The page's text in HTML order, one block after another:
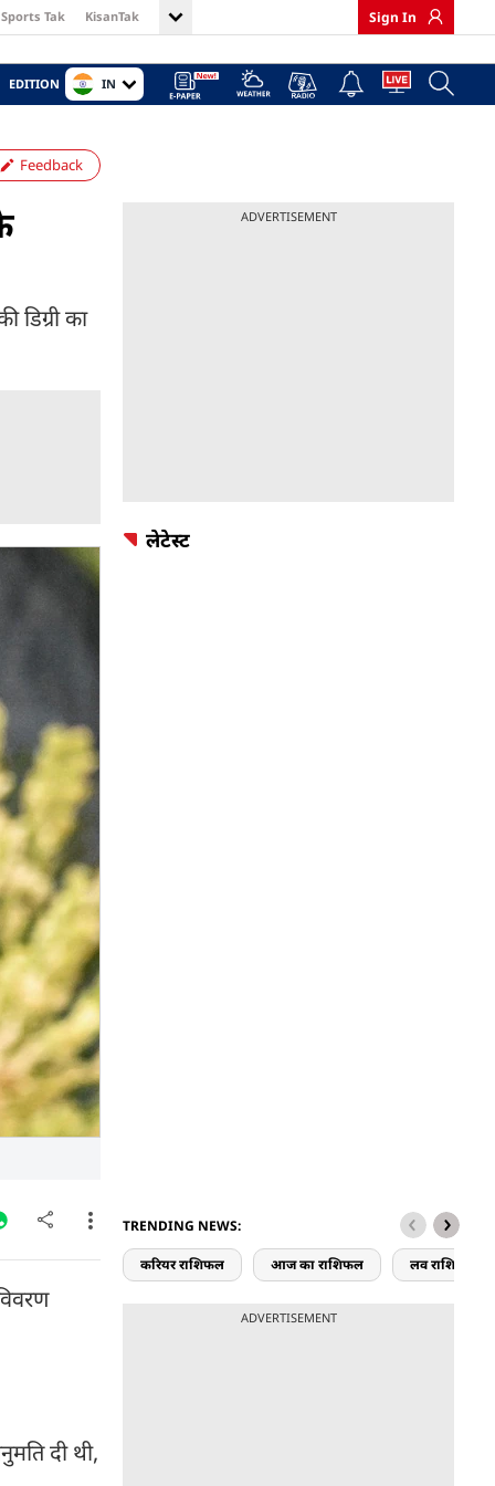
Sports Tak KisanTak Sign In
EDITION IN
Feedback
डिग्री का
दी थी,
ADVERTISEMENT
लेटेस्ट
TRENDING NEWS:
करियर राशिफल आज का राशिफल लव राशिफल
ADVERTISEMENT